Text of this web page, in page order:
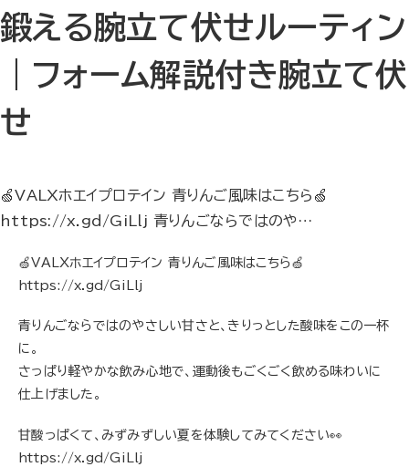
鍛える腕立て伏せルーティン
｜フォーム解説付き腕立て伏
せ
🍏VALXホエイプロテイン 青りんご風味はこちら🍏
https://x.gd/GiLlj 青りんごならではのや…
🍏VALXホエイプロテイン 青りんご風味はこちら🍏
https://x.gd/GiLlj
青りんごならではのやさしい甘さと、きりっとした酸味をこの一杯
に。
さっぱり軽やかな飲み心地で、運動後もごくごく飲める味わいに
仕上げました。
甘酸っぱくて、みずみずしい夏を体験してみてください👀
https://x.gd/GiLlj